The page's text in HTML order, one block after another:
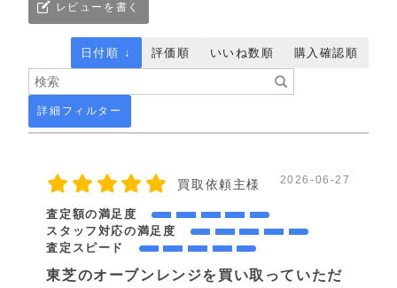
レビューを書く
詳細フィルター
日付順 ↓ 評価順 いいね数順 購入確認順
買取依頼主様 2026-06-27
査定額の満足度
スタッフ対応の満足度
査定スピード
東芝のオーブンレンジを買い取っていただ